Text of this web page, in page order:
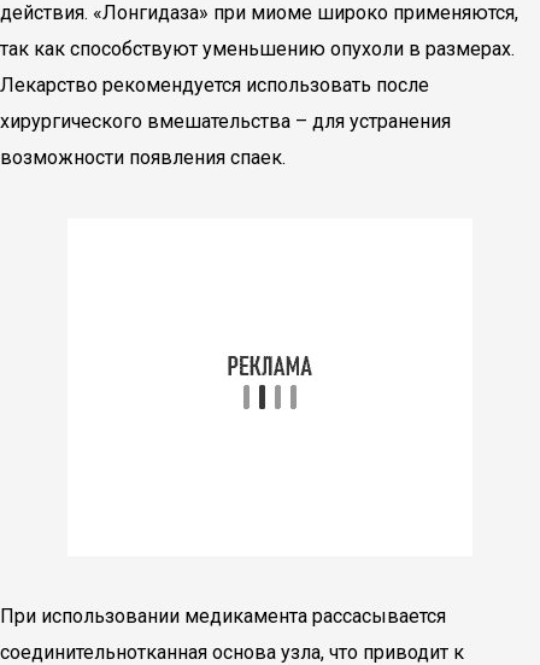
действия. «Лонгидаза» при миоме широко применяются,
так как способствуют уменьшению опухоли в размерах.
Лекарство рекомендуется использовать после
хирургического вмешательства – для устранения
возможности появления спаек.
При использовании медикамента рассасывается
соединительнотканная основа узла, что приводит к